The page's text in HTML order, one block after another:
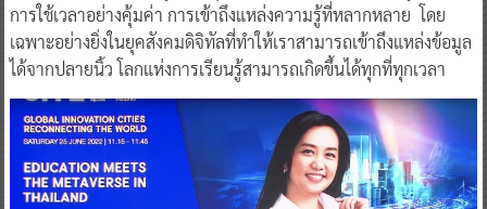
การใช้เวลาอย่างคุ้มค่า การเข้าถึงแหล่งความรู้ที่หลากหลาย โดย
เฉพาะอย่างยิ่งในยุคสังคมดิจิทัลที่ทำให้เราสามารถเข้าถึงแหล่งข้อมูล
ได้จากปลายนิ้ว โลกแห่งการเรียนรู้สามารถเกิดขึ้นได้ทุกที่ทุกเวลา